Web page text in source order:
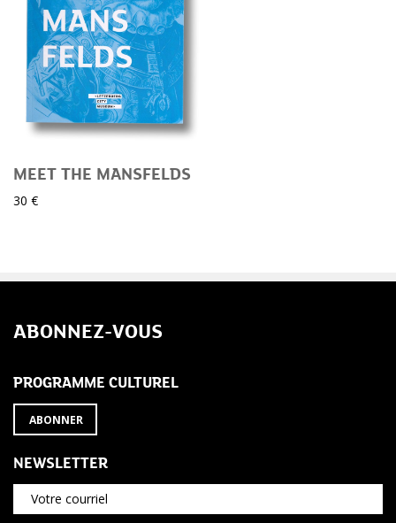
MEET THE MANSFELDS
30 €
ABONNEZ-VOUS
PROGRAMME CULTUREL
ABONNER
NEWSLETTER
Votre courriel